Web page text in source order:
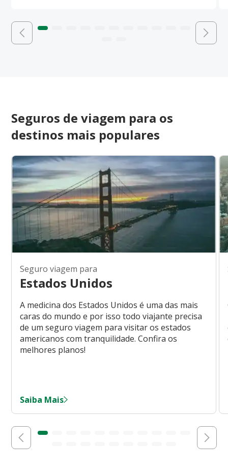
Seguros de viagem para os
destinos mais populares
Seguro viagem para
Estados Unidos
A medicina dos Estados Unidos é uma das mais
caras do mundo e por isso todo viajante precisa
de um seguro viagem para visitar os estados
americanos com tranquilidade. Confira os
melhores planos!
Saiba Mais